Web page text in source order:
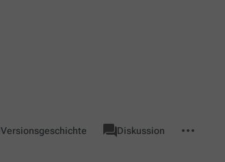
Versionsgeschichte
associated-
pages
SeiteDiskussion
Aktionen